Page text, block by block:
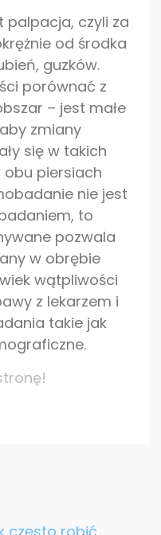
palpacja, czyli za
od środka
guzków.
porównać z
– jest małe
zmiany
się w takich
piersiach
nie jest
to
pozwala
w obrębie
wątpliwości
z lekarzem i
takie jak